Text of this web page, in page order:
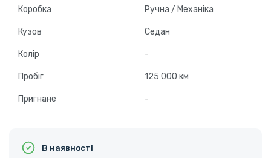
Коробка Ручна / Механіка
Кузов Седан
Колір -
Пробіг 125 000 км
Пригнане -
В наявності